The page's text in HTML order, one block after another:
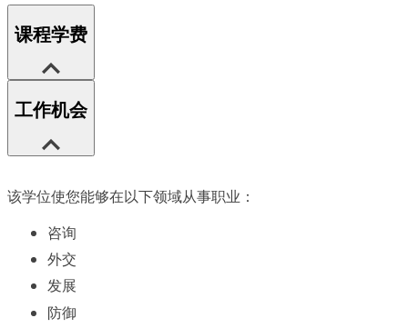
课程学费
工作机会
该学位使您能够在以下领域从事职业：
咨询
外交
发展
防御